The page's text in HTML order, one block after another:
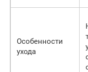
Особенности
ухода